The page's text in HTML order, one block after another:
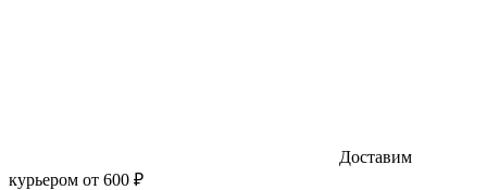
Доставим
курьером от 600 ₽